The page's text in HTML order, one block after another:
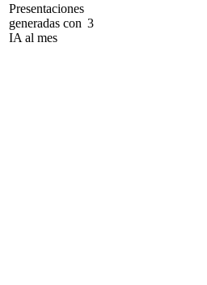
Presentaciones
generadas con
IA al mes
3